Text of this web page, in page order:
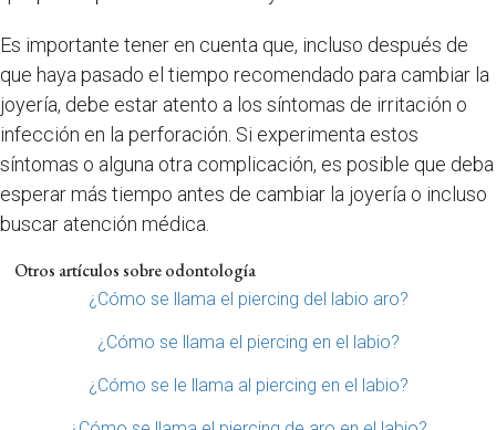
Es importante tener en cuenta que, incluso después de
que haya pasado el tiempo recomendado para cambiar la
joyería, debe estar atento a los síntomas de irritación o
infección en la perforación. Si experimenta estos
síntomas o alguna otra complicación, es posible que deba
esperar más tiempo antes de cambiar la joyería o incluso
buscar atención médica.
Otros artículos sobre odontología
¿Cómo se llama el piercing del labio aro?
¿Cómo se llama el piercing en el labio?
¿Cómo se le llama al piercing en el labio?